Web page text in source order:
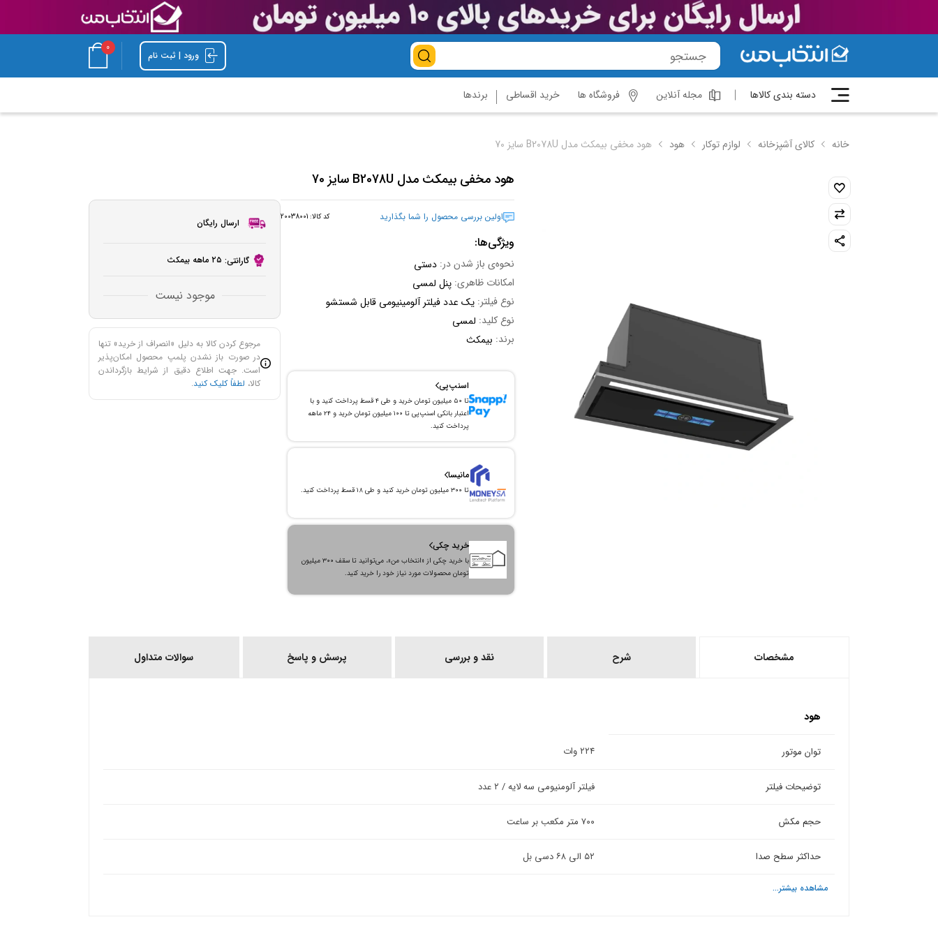
ورود | ثبت نام
0
دسته بندی کالاها مجله آنلاین فروشگاه ها خرید اقساطی برندها
خانه کالای آشپزخانه لوازم توکار هود هود مخفی بیمکث مدل B2078U سایز 70
هود مخفی بیمکث مدل B2078U سایز 70
اولین بررسی محصول را شما بگذارید کد کالا: 20038001
ویژگی‌ها:
نحوه‌ی باز شدن در: دستی
امکانات ظاهری: پنل لمسی
نوع فیلتر: یک عدد فیلتر آلومینیومی قابل شستشو
نوع کلید: لمسی
برند: بیمکث
اسنپ‌پی
تا ۵۰ میلیون تومان خرید و طی ۴ قسط پرداخت کنید و با
اعتبار بانکی اسنپ‌پی تا ۱۰۰ میلیون تومان خرید و ۲۴ ماهه
پرداخت کنید.
مانیسا
تا ۳۰۰ میلیون تومان خرید کنید و طی ۱۸ قسط پرداخت کنید.
خرید چکی
با خرید چکی از «انتخاب من»، می‌توانید تا سقف ۳۰۰ میلیون
تومان محصولات مورد نیاز خود را خرید کنید.
ارسال رایگان
گارانتی: ۲۵ ماهه بیمکث
موجود نیست
مرجوع کردن کالا به دلیل «انصراف از خرید» تنها
در صورت باز نشدن پلمپ محصول امکان‌پذیر
است. جهت اطلاع دقیق از شرایط بازگرداندن
کالا، لطفاً کلیک کنید.
مشخصات شرح نقد و بررسی پرسش و پاسخ سوالات متداول
هود
توان موتور ۲۲۴ وات
توضیحات فیلتر فیلتر آلومنیومی سه لایه / ۲ عدد
حجم مکش ۷۰۰ متر مکعب بر ساعت
حداکثر سطح صدا ۵۲ الی ۶۸ دسی بل
مشاهده بیشتر...